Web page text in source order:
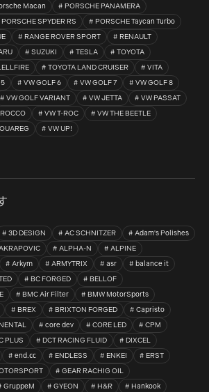
Macan
PORSCHE PANAMERA
PORSCHE SPYDER RS
PORSCHE Taycan Turbo
RANGE ROVER SPORT
RENAULT
SUZUKI TESLA
TOYOTA
TOYOTA LAND CRUISER
VITA
VW GOLF 6 VW GOLF 7
VW GOLF 8
VW GOLF VARIANT VW JETTA
VW PASSAT
VW T-ROC
VW THE BEETLE
VW UP!
3D DESIGN AC SCHNITZER
Adam's Polishes
ALPHA-N
ALPINE
Arkym ARMYTRIX asr
balance it
BC FORGED
BELLOF
BMC Air Filter
BMW MotorSports
BREX BRIXTON FORGED
Capristo
core dev CORE LED
CPM
PLUS DCT RACING FLUID
DIXCEL
end.㏄ ENDLESS ENKEI
ERST
GEAR RACHIG OIL
GruppeM GYEON H&R
Hankook